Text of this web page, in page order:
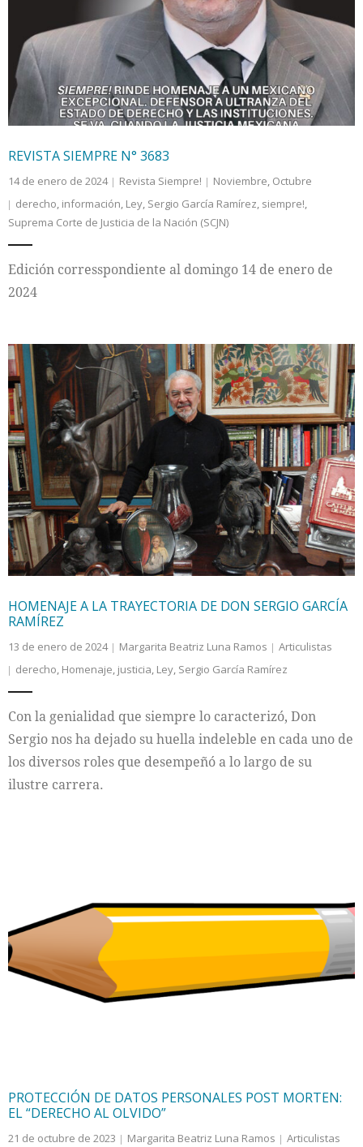
REVISTA SIEMPRE N° 3683
14 de enero de 2024 Revista Siempre! Noviembre, Octubre
derecho, información, Ley, Sergio García Ramírez, siempre!,
Suprema Corte de Justicia de la Nación (SCJN)
Edición corresspondiente al domingo 14 de enero de
2024
HOMENAJE A LA TRAYECTORIA DE DON SERGIO GARCÍA
RAMÍREZ
13 de enero de 2024 Margarita Beatriz Luna Ramos
Articulistas
derecho, Homenaje, justicia, Ley, Sergio García Ramírez
Con la genialidad que siempre lo caracterizó, Don
Sergio nos ha dejado su huella indeleble en cada uno de
los diversos roles que desempeñó a lo largo de su
ilustre carrera.
PROTECCIÓN DE DATOS PERSONALES POST MORTEN:
EL “DERECHO AL OLVIDO”
21 de octubre de 2023 Margarita Beatriz Luna Ramos
Articulistas